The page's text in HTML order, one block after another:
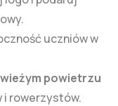
uczniów w
powietrzu
i rowerzystów.